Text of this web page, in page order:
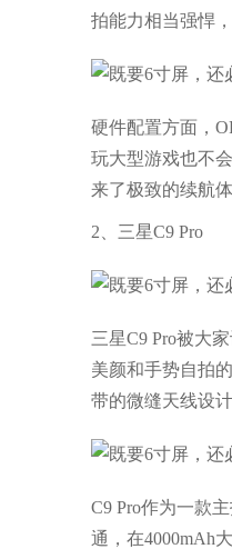
拍能力相当强悍
硬件配置方面，
玩大型游戏也不
来了极致的续航
2、三星C9 Pro
三星C9 Pro被大
美颜和手势自拍
带的微缝天线设
C9 Pro作为一款
通，在4000mAh